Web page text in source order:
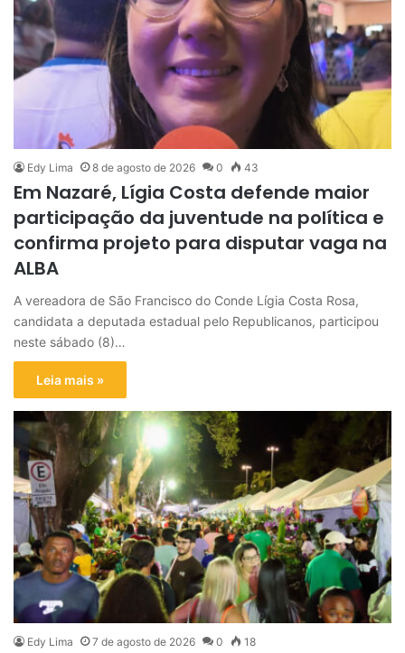
Edy Lima 8 de agosto de 2026 0 43
Em Nazaré, Lígia Costa defende maior
participação da juventude na política e
confirma projeto para disputar vaga na
ALBA
A vereadora de São Francisco do Conde Lígia Costa Rosa,
candidata a deputada estadual pelo Republicanos, participou
neste sábado (8)…
Leia mais »
Edy Lima 7 de agosto de 2026 0 18